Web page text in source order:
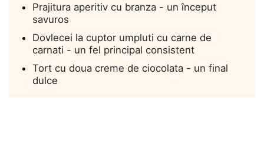
Prajitura aperitiv cu branza - un început
savuros
Dovlecei la cuptor umpluti cu carne de
carnati - un fel principal consistent
Tort cu doua creme de ciocolata - un final
dulce